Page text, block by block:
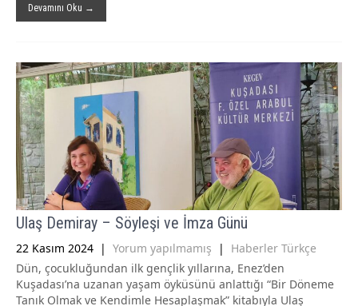
Devamını Oku →
Ulaş Demiray – Söyleşi ve İmza Günü
22 Kasım 2024 | Yorum yapılmamış | Haberler Türkçe
Dün, çocukluğundan ilk gençlik yıllarına, Enez’den
Kuşadası’na uzanan yaşam öyküsünü anlattığı “Bir Döneme
Tanık Olmak ve Kendimle Hesaplaşmak” kitabıyla Ulaş